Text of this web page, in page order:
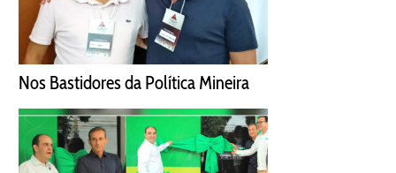
Nos Bastidores da Política Mineira